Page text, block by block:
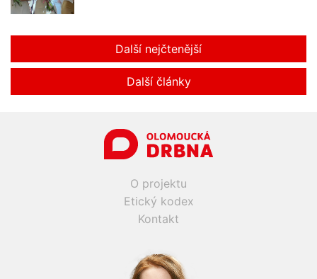
Další nejčtenější
Další články
O projektu
Etický kodex
Kontakt